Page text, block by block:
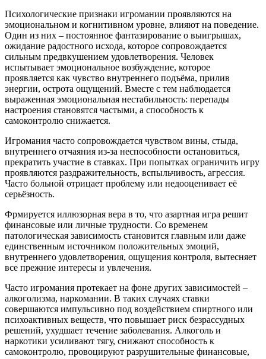
Психологические признаки игромании проявляются на
эмоциональном и когнитивном уровне, влияют на поведение.
Один из них – постоянное фантазирование о выигрышах,
ожидание радостного исхода, которое сопровождается
сильным предвкушением удовлетворения. Человек
испытывает эмоциональное возбуждение, которое
проявляется как чувство внутреннего подъёма, прилив
энергии, острота ощущений. Вместе с тем наблюдается
выраженная эмоциональная нестабильность: перепады
настроения становятся частыми, а способность к
самоконтролю снижается.
Игромания часто сопровождается чувством вины, стыда,
внутреннего отчаяния из-за неспособности остановиться,
прекратить участие в ставках. При попытках ограничить игру
проявляются раздражительность, вспыльчивость, агрессия.
Часто больной отрицает проблему или недооценивает её
серьёзность.
Фрмируется иллюзорная вера в то, что азартная игра решит
финансовые или личные трудности. Со временем
патологическая зависимость становится главным или даже
единственным источником положительных эмоций,
внутреннего удовлетворения, ощущения контроля, вытесняет
все прежние интересы и увлечения.
Часто игромания протекает на фоне других зависимостей –
алкоголизма, наркомании. В таких случаях ставки
совершаются импульсивно под воздействием спиртного или
психоактивных веществ, что повышает риск безрассудных
решений, ухудшает течение заболевания. Алкоголь и
наркотики усиливают тягу, снижают способность к
самоконтролю, провоцируют разрушительные финансовые,